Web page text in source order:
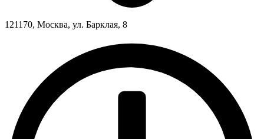
121170, Москва, ул. Барклая, 8